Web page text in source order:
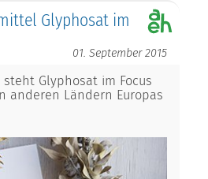
Glyphosat im
01. September 2015
Glyphosat im Focus
anderen Ländern Europas